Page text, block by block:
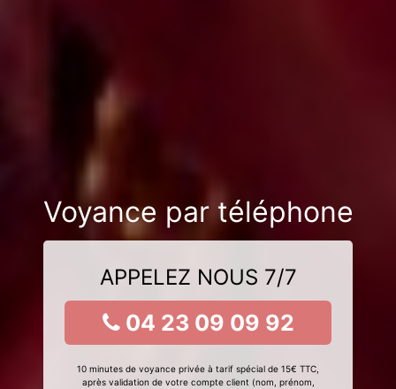
Voyance par téléphone
APPELEZ NOUS 7/7
04 23 09 09 92
10 minutes de voyance privée à tarif spécial de 15€ TTC,
après validation de votre compte client (nom, prénom,